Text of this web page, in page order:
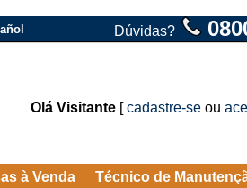
Dúvidas?
Olá Visitante [cadastre-se ou
à Venda Técnico de